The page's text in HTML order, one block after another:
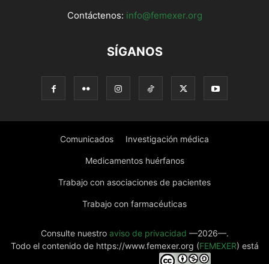
Contáctenos: info@femexer.org
SÍGANOS
Comunicados Investigación médica
Medicamentos huérfanos
Trabajo con asociaciones de pacientes
Trabajo con farmacéuticas
Consulte nuestro aviso de privacidad —2026—.
Todo el contenido de https://www.femexer.org (FEMEXER) está